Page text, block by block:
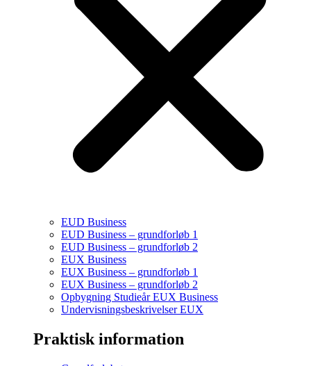
EUD Business
EUD Business – grundforløb 1
EUD Business – grundforløb 2
EUX Business
EUX Business – grundforløb 1
EUX Business – grundforløb 2
Opbygning Studieår EUX Business
Undervisningsbeskrivelser EUX
Praktisk information